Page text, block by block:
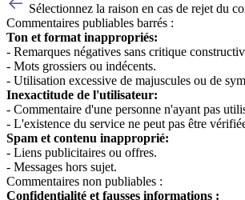
Sélectionnez la raison en cas de rejet du
Commentaires publiables barrés :
Ton et format inappropriés:
- Remarques négatives sans critique
- Mots grossiers ou indécents.
- Utilisation excessive de majuscules ou de
Inexactitude de l'utilisateur:
- Commentaire d'une personne n'ayant pas
- L'existence du service ne peut pas être
Spam et contenu inapproprié:
- Liens publicitaires ou offres.
- Messages hors sujet.
Commentaires non publiables :
Confidentialité et fausses informations :